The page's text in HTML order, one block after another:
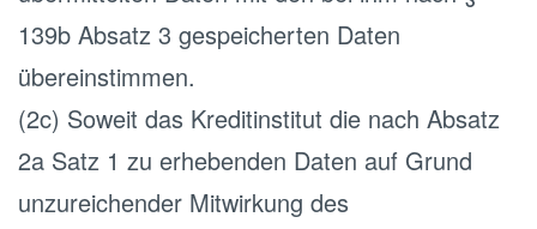
139b Absatz 3 gespeicherten Daten
übereinstimmen.
(2c) Soweit das Kreditinstitut die nach Absatz
2a Satz 1 zu erhebenden Daten auf Grund
unzureichender Mitwirkung des